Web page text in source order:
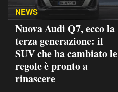
NEWS
Nuova Audi Q7, ecco la
terza generazione: il
SUV che ha cambiato le
regole è pronto a
rinascere